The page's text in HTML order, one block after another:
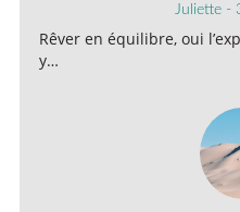
Juliette -
Rêver en équilibre, oui
y…